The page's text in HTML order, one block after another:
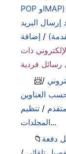
POP وIMAP)
البريد
/ إضافة
ذات
رسائل فردية
📨/
حسب العناوين
/ تنظيم
المجلدات...
📁 دفعة